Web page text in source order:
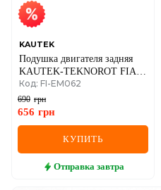
KAUTEK
Подушка двигателя задняя
KAUTEK-TEKNOROT FIAT
Albea,Palio 96-
Код: FI-EM062
690 грн
656 грн
КУПИТЬ
Отправка завтра